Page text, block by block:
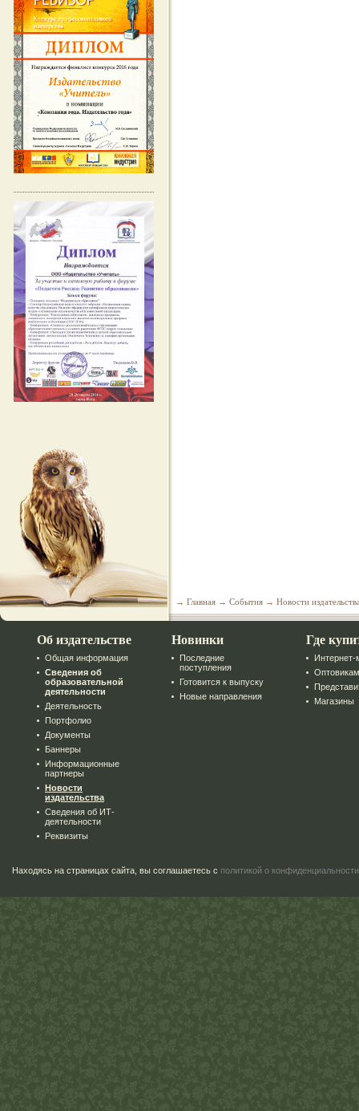
→ Главная → События → Новости
Об издательстве
Общая информация
Сведения об
образовательной
деятельности
Деятельность
Портфолио
Документы
Баннеры
Информационные
партнеры
Новости
издательства
Сведения об ИТ-
деятельности
Реквизиты
Новинки
Последние
поступления
Готовится к выпуску
Новые направления
Где
Интернет-
Оптовикам
Магазины
Находясь на страницах сайта, вы соглашаетесь с политикой о конфиденциальности